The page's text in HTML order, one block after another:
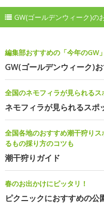
GW(ゴールデンウィーク)の
編集部おすすめの「今年のGW
GW(ゴールデンウィーク)
全国のネモフィラが見られる
ネモフィラが見られるスポ
全国各地のおすすめ潮干狩り
るもの採り方のコツも
潮干狩りガイド
春のお出かけにピッタリ！
ピクニックにおすすめの公